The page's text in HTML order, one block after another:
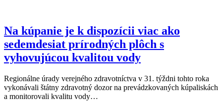
Na kúpanie je k dispozícii viac ako
sedemdesiat prírodných plôch s
vyhovujúcou kvalitou vody
Regionálne úrady verejného zdravotníctva v 31. týždni tohto roka
vykonávali štátny zdravotný dozor na prevádzkovaných kúpaliskách
a monitorovali kvalitu vody…